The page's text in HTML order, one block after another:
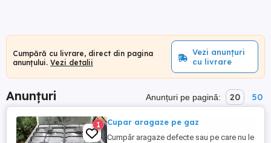
Cumpără cu livrare, direct din pagina
anunțului. Vezi detalii
Vezi anunțuri
cu livrare
Anunțuri Anunțuri pe pagină: 20 50
1 Cupar aragaze pe gaz
Cumpăr aragaze defecte sau pe care nu le